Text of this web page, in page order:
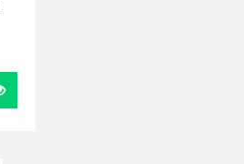
Visualiser